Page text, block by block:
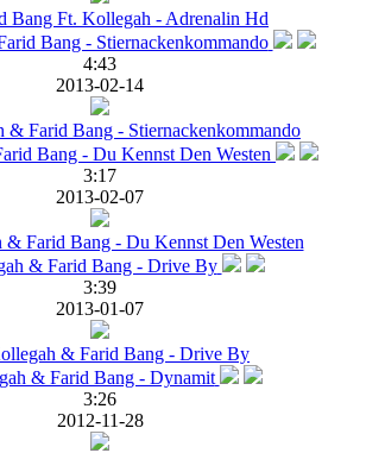
Bang Ft. Kollegah - Adrenalin Hd
4:43
2013-02-14
& Farid Bang - Stiernackenkommando
3:17
2013-02-07
& Farid Bang - Du Kennst Den Westen
3:39
2013-01-07
& Farid Bang - Drive By
3:26
2012-11-28